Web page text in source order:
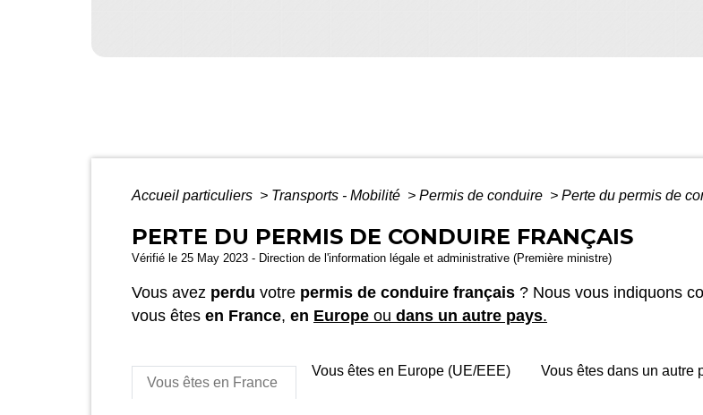
Accueil particuliers > Transports - Mobilité > Permis de conduire > Perte du permis de
PERTE DU PERMIS DE CONDUIRE FRANÇAIS
Vérifié le 25 May 2023 - Direction de l'information légale et administrative (Première ministre)
Vous avez perdu votre permis de conduire français ? Nous vous indiquons
vous êtes en France, en Europe ou dans un autre pays.
Vous êtes en France
Vous êtes en Europe (UE/EEE) Vous êtes dans un autre